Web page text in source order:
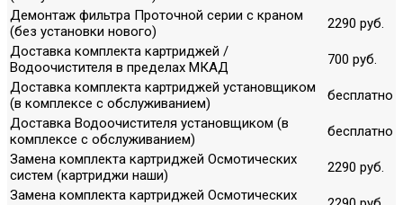
Демонтаж фильтра Проточной серии с краном
(без установки нового)
2290 руб.
Доставка комплекта картриджей /
Водоочистителя в пределах МКАД
700 руб.
Доставка комплекта картриджей установщиком
(в комплексе с обслуживанием)
бесплатно
Доставка Водоочистителя установщиком (в
комплексе с обслуживанием)
бесплатно
Замена комплекта картриджей Осмотических
систем (картриджи наши)
2290 руб.
Замена комплекта картриджей Осмотических